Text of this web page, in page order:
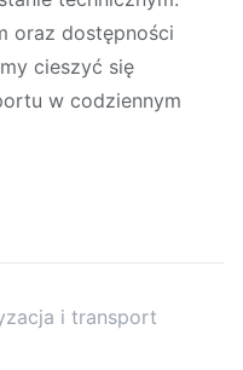
oraz dostępności
cieszyć się
w codziennym
i transport